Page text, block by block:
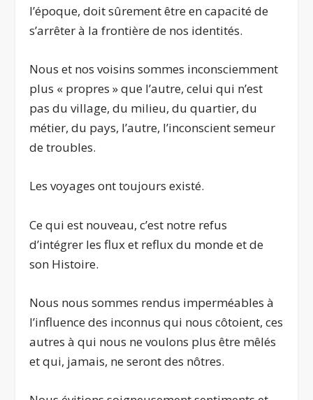
l’époque, doit sûrement être en capacité de
s’arrêter à la frontière de nos identités.
Nous et nos voisins sommes inconsciemment
plus « propres » que l’autre, celui qui n’est
pas du village, du milieu, du quartier, du
métier, du pays, l’autre, l’inconscient semeur
de troubles.
Les voyages ont toujours existé.
Ce qui est nouveau, c’est notre refus
d’intégrer les flux et reflux du monde et de
son Histoire.
Nous nous sommes rendus imperméables à
l’influence des inconnus qui nous côtoient, ces
autres à qui nous ne voulons plus être mêlés
et qui, jamais, ne seront des nôtres.